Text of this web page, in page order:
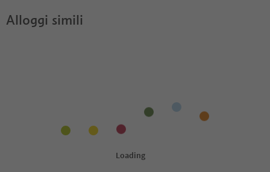
Alloggi simili